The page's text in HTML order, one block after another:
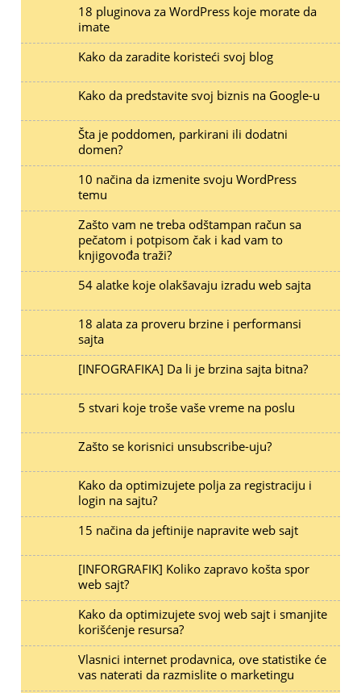
18 pluginova za WordPress koje morate da
imate
Kako da zaradite koristeći svoj blog
Kako da predstavite svoj biznis na Google-u
Šta je poddomen, parkirani ili dodatni
domen?
10 načina da izmenite svoju WordPress
temu
Zašto vam ne treba odštampan račun sa
pečatom i potpisom čak i kad vam to
knjigovođa traži?
54 alatke koje olakšavaju izradu web sajta
18 alata za proveru brzine i performansi
sajta
[INFOGRAFIKA] Da li je brzina sajta bitna?
5 stvari koje troše vaše vreme na poslu
Zašto se korisnici unsubscribe-uju?
Kako da optimizujete polja za registraciju i
login na sajtu?
15 načina da jeftinije napravite web sajt
[INFORGRAFIK] Koliko zapravo košta spor
web sajt?
Kako da optimizujete svoj web sajt i smanjite
korišćenje resursa?
Vlasnici internet prodavnica, ove statistike će
vas naterati da razmislite o marketingu